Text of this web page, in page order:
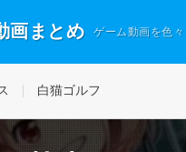
画まとめ ゲーム動画を色々
白猫ゴルフ